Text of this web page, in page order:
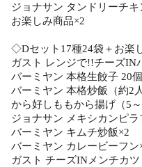
ジョナサン タンドリーチ
お楽しみ商品×2
◇Dセット17種24袋＋お楽
ガスト レンジで!!チーズIN
バーミヤン 本格生餃子 20
バーミヤン 本格炒飯（約2
から好しももから揚げ（5
ジョナサン メキシカンピラ
バーミヤン キムチ炒飯×2
バーミヤン カレービーフン
ガスト チーズINメンチカツ